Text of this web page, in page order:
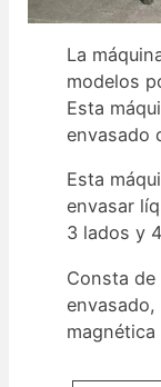
La
modelos
Esta
envasado
Esta
envasar
3 lados y
Consta